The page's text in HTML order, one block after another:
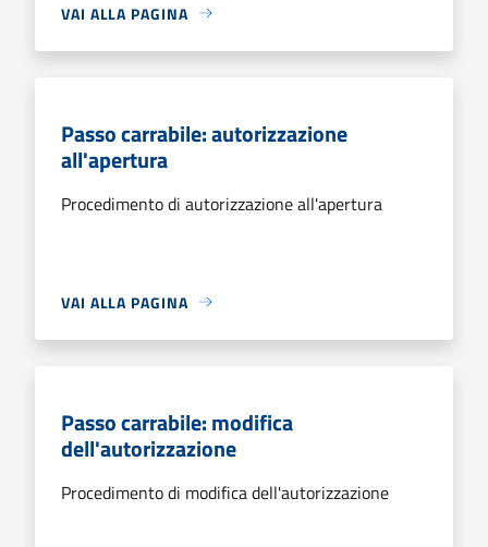
VAI ALLA PAGINA
Passo carrabile: autorizzazione
all'apertura
Procedimento di autorizzazione all'apertura
VAI ALLA PAGINA
Passo carrabile: modifica
dell'autorizzazione
Procedimento di modifica dell'autorizzazione